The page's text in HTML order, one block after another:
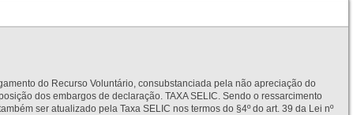
do Recurso Voluntário, consubstanciada pela não apreciação do
dos embargos de declaração. TAXA SELIC. Sendo o ressarcimento
ser atualizado pela Taxa SELIC nos termos do §4º do art. 39 da Lei nº